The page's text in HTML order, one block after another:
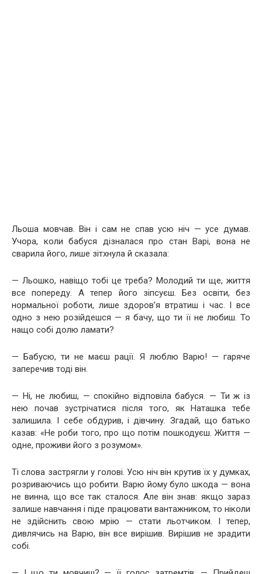
Льоша мовчав. Він і сам не спав усю ніч — усе думав.
Учора, коли бабуся дізналася про стан Варі, вона не
сварила його, лише зітхнула й сказала:
— Льошко, навіщо тобі це треба? Молодий ти ще, життя
все попереду. А тепер його зіпсуєш. Без освіти, без
нормальної роботи, лише здоров’я втратиш і час. І все
одно з нею розійдешся — я бачу, що ти її не любиш. То
нащо собі долю ламати?
— Бабусю, ти не маєш рації. Я люблю Варю! — гаряче
заперечив тоді він.
— Ні, не любиш, — спокійно відповіла бабуся. — Ти ж із
нею почав зустрічатися після того, як Наташка тебе
залишила. І себе обдурив, і дівчину. Згадай, що батько
казав: «Не роби того, про що потім пошкодуєш. Життя —
одне, проживи його з розумом».
Ті слова застрягли у голові. Усю ніч він крутив їх у думках,
розриваючись що робити. Варю йому було шкода — вона
не винна, що все так сталося. Але він знав: якщо зараз
залише навчання і піде працювати вантажником, то ніколи
не здійснить свою мрію — стати льотчиком. І тепер,
дивлячись на Варю, він все вирішив. Вирішив не зрадити
собі.